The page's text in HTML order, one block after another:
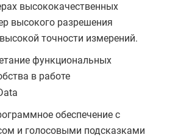
высококачественных
высокого разрешения
точности измерений.
функциональных
в работе
обеспечение с
и голосовыми подсказками